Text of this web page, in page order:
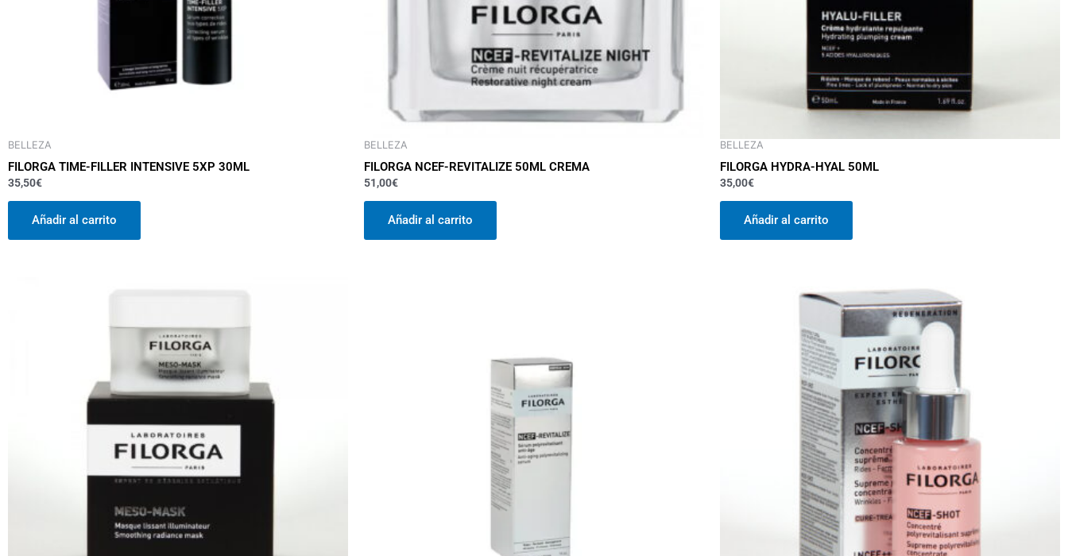
BELLEZA
FILORGA TIME-FILLER INTENSIVE 5XP 30ML
35,50€
Añadir al carrito
BELLEZA
FILORGA NCEF-REVITALIZE 50ML CREMA
51,00€
Añadir al carrito
BELLEZA
FILORGA HYDRA-HYAL 50ML
35,00€
Añadir al carrito